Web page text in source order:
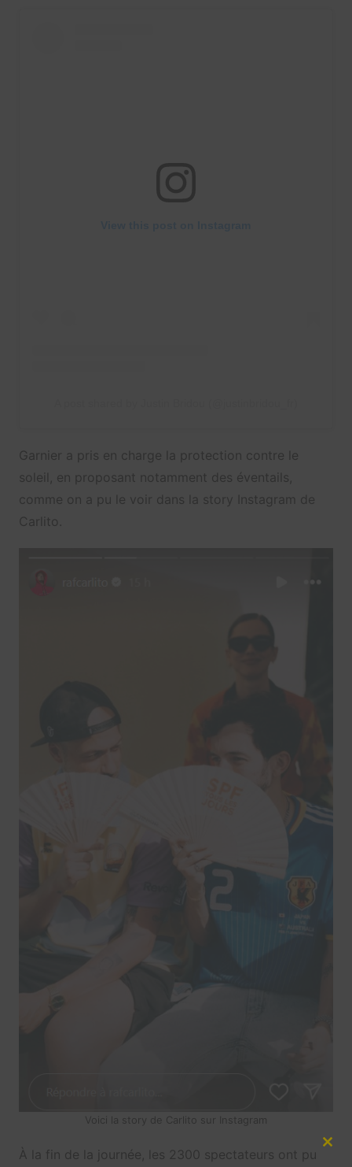
Garnier a pris en charge la protection contre le
soleil, en proposant notamment des éventails,
comme on a pu le voir dans la story Instagram de
Carlito.
Voici la story de Carlito sur Instagram
À la fin de la journée, les 2300 spectateurs ont pu